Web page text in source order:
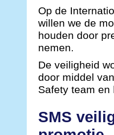
Op de
willen we de
houden door
nemen.
De veiligheid
door middel
Safety team
SMS